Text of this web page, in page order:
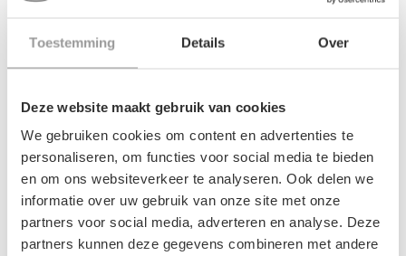
Toestemming Details Over
Deze website maakt gebruik van cookies
We gebruiken cookies om content en advertenties te
personaliseren, om functies voor social media te bieden
en om ons websiteverkeer te analyseren. Ook delen we
informatie over uw gebruik van onze site met onze
partners voor social media, adverteren en analyse. Deze
partners kunnen deze gegevens combineren met andere
Geen informatie gevonden
ELI B JADE
Nog niet gewaardeerd
0 sterren op basis van 0 beoordelingen
JE BEOORDELING TOEVOEGEN